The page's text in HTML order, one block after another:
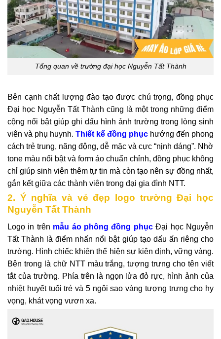
Tổng quan về trường đại học Nguyễn Tất Thành
Bên cạnh chất lượng đào tạo được chú trọng, đồng phục
Đại học Nguyễn Tất Thành cũng là một trong những điểm
cộng nổi bật giúp ghi dấu hình ảnh trường trong lòng sinh
viên và phụ huynh. Thiết kế đồng phục hướng đến phong
cách trẻ trung, năng động, dễ mặc và cực “nịnh dáng”. Nhờ
tone màu nổi bật và form áo chuẩn chỉnh, đồng phục không
chỉ giúp sinh viên thêm tự tin mà còn tạo nên sự đồng nhất,
gắn kết giữa các thành viên trong đại gia đình NTT.
2. Ý nghĩa và vẻ đẹp logo trường Đại học
Nguyễn Tất Thành
Logo in trên mẫu áo phông đồng phụcĐại học Nguyễn
Tất Thành là điểm nhấn nổi bật giúp tạo dấu ấn riêng cho
trường. Hình chiếc khiên thể hiện sự kiên định, vững vàng.
Bên trong là chữ NTT màu trắng, tượng trưng cho tên viết
tắt của trường. Phía trên là ngọn lửa đỏ rực, hình ảnh của
nhiệt huyết tuổi trẻ và 5 ngôi sao vàng tượng trưng cho hy
vọng, khát vọng vươn xa.